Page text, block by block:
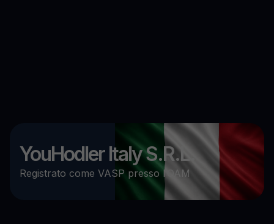
YouHodler Italy S.R.L.
Registrato come VASP presso l’OAM